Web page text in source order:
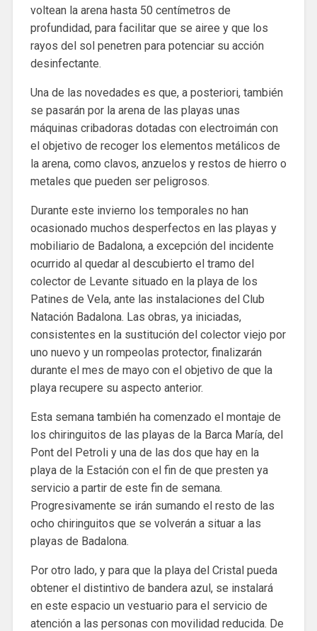
voltean la arena hasta 50 centímetros de
profundidad, para facilitar que se airee y que los
rayos del sol penetren para potenciar su acción
desinfectante.
Una de las novedades es que, a posteriori, también
se pasarán por la arena de las playas unas
máquinas cribadoras dotadas con electroimán con
el objetivo de recoger los elementos metálicos de
la arena, como clavos, anzuelos y restos de hierro o
metales que pueden ser peligrosos.
Durante este invierno los temporales no han
ocasionado muchos desperfectos en las playas y
mobiliario de Badalona, ​​a excepción del incidente
ocurrido al quedar al descubierto el tramo del
colector de Levante situado en la playa de los
Patines de Vela, ante las instalaciones del Club
Natación Badalona. Las obras, ya iniciadas,
consistentes en la sustitución del colector viejo por
uno nuevo y un rompeolas protector, finalizarán
durante el mes de mayo con el objetivo de que la
playa recupere su aspecto anterior.
Esta semana también ha comenzado el montaje de
los chiringuitos de las playas de la Barca María, del
Pont del Petroli y una de las dos que hay en la
playa de la Estación con el fin de que presten ya
servicio a partir de este fin de semana.
Progresivamente se irán sumando el resto de las
ocho chiringuitos que se volverán a situar a las
playas de Badalona.
Por otro lado, y para que la playa del Cristal pueda
obtener el distintivo de bandera azul, se instalará
en este espacio un vestuario para el servicio de
atención a las personas con movilidad reducida. De